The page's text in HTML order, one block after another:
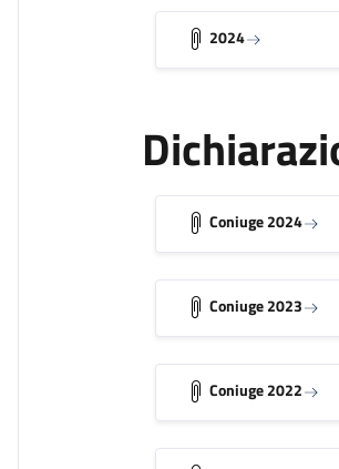
2024
Coniuge 2024
Coniuge 2023
Coniuge 2022